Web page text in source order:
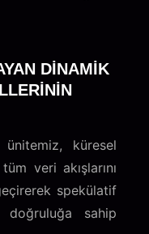
DINAMIK
küresel
veri akışlarını
spekülatif
sahip